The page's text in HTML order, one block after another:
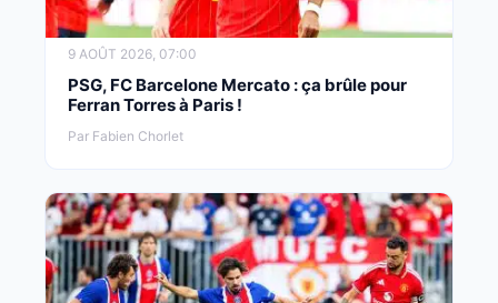
9 AOÛT 2026, 07:00
PSG, FC Barcelone Mercato : ça brûle pour
Ferran Torres à Paris !
Par Fabien Chorlet